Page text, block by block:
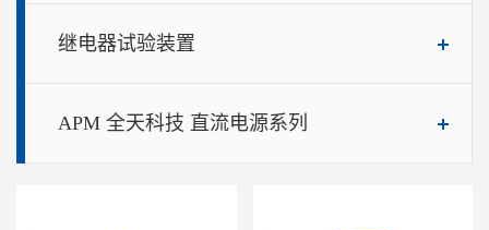
继电器试验装置
APM 全天科技 直流电源系列